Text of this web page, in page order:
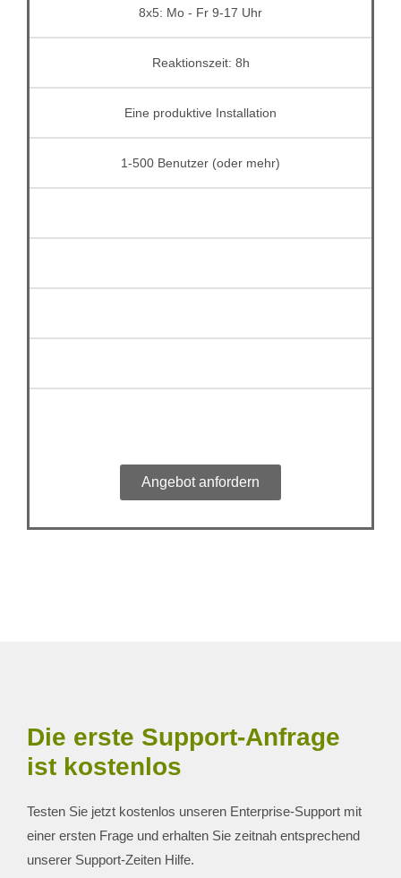
8x5: Mo - Fr 9-17 Uhr
Reaktionszeit: 8h
Eine produktive Installation
1-500 Benutzer (oder mehr)
Angebot anfordern
Die erste Support-Anfrage
ist kostenlos
Testen Sie jetzt kostenlos unseren Enterprise-Support mit
einer ersten Frage und erhalten Sie zeitnah entsprechend
unserer Support-Zeiten Hilfe.